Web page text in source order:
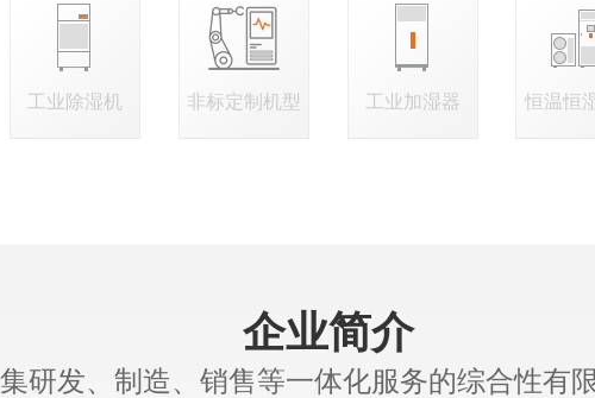
工业除湿机 非标定制机型 工业加湿器 恒温恒
企业简介
集研发、制造、销售等一体化服务的综合性有